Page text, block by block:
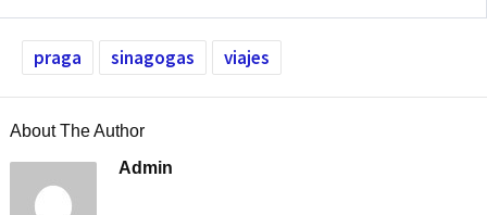
praga sinagogas viajes
About The Author
Admin